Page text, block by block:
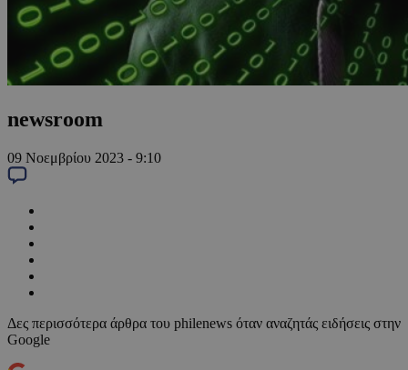
newsroom
09 Νοεμβρίου 2023 - 9:10
Δες περισσότερα άρθρα του philenews όταν αναζητάς ειδήσεις στην
Google